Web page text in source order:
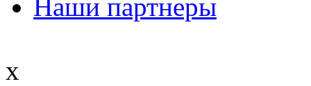
Наши партнеры
x